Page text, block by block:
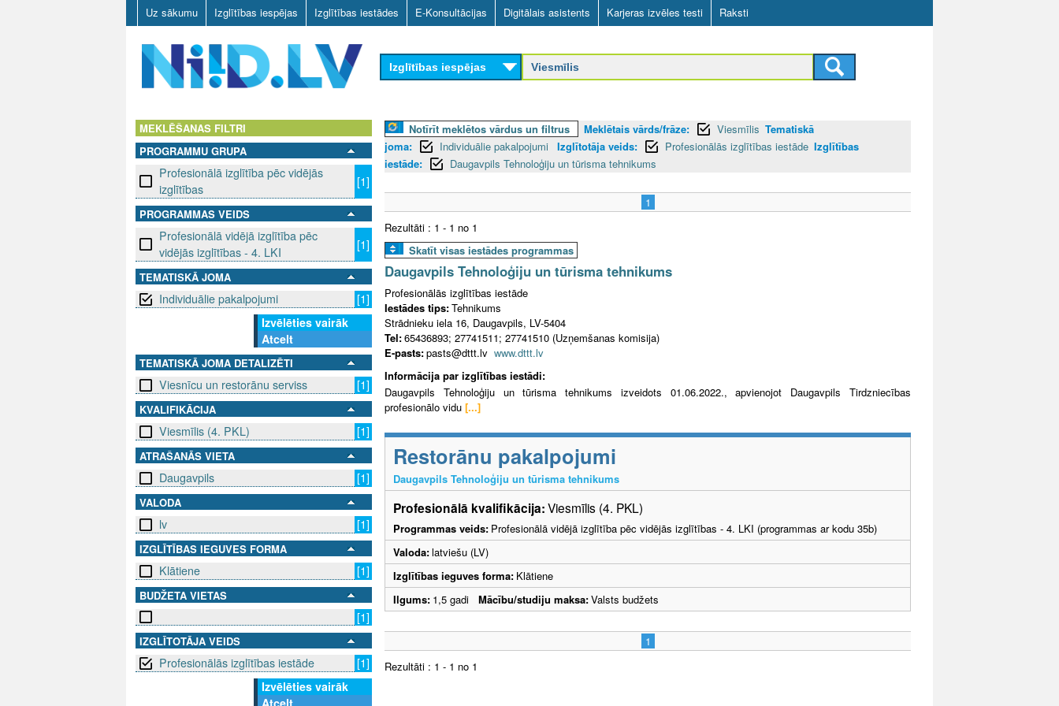
Skip
to
main
content
Uz sākumu Izglītības iespējas Izglītības iestādes E-Konsultācijas Digitālais asistents Karjeras izvēles testi Raksti
D
L
V
Izglītības iespējas
MEKLĒŠANAS FILTRI
PROGRAMMU GRUPA
Profesionālā izglītība pēc vidējās
izglītības
[1]
PROGRAMMAS VEIDS
Profesionālā vidējā izglītība pēc
vidējās izglītības - 4. LKI
[1]
TEMATISKĀ JOMA
Individuālie pakalpojumi
[1]
Izvēlēties vairāk
Atcelt
TEMATISKĀ JOMA DETALIZĒTI
Viesnīcu un restorānu serviss [1]
KVALIFIKĀCIJA
Viesmīlis (4. PKL) [1]
ATRAŠANĀS VIETA
Daugavpils [1]
VALODA
lv [1]
IZGLĪTĪBAS IEGUVES FORMA
Klātiene [1]
BUDŽETA VIETAS
[1]
IZGLĪTOTĀJA VEIDS
Profesionālās izglītības iestāde
[1]
Izvēlēties vairāk
Notīrīt meklētos vārdus un filtrus Meklētais vārds/frāze: Viesmīlis Tematiskā
joma:
Individuālie pakalpojumi Izglītotāja veids: Profesionālās izglītības iestāde Izglītības
iestāde:
Daugavpils Tehnoloģiju un tūrisma tehnikums
1
Rezultāti : 1 - 1 no 1
Skatīt visas iestādes programmas
Daugavpils Tehnoloģiju un tūrisma tehnikums
Profesionālās izglītības iestāde
Iestādes tips:Tehnikums
Strādnieku iela 16, Daugavpils, LV-5404
Tel:65436893; 27741511; 27741510 (Uzņemšanas komisija)
E-pasts:pasts@dttt.lv www.dttt.lv
Informācija par izglītības iestādi:
Daugavpils Tehnoloģiju un tūrisma tehnikums izveidots 01.06.2022., apvienojot Daugavpils Tirdzniecības
profesionālo vidu [...]
Restorānu pakalpojumi
Daugavpils Tehnoloģiju un tūrisma tehnikums
Profesionālā kvalifikācija:Viesmīlis (4. PKL)
Programmas veids: Profesionālā vidējā izglītība pēc vidējās izglītības - 4. LKI (programmas ar kodu 35b)
Valoda:latviešu (LV)
Izglītības ieguves forma: Klātiene
Ilgums: 1,5 gadi Mācību/studiju maksa:Valsts budžets
1
Rezultāti : 1 - 1 no 1